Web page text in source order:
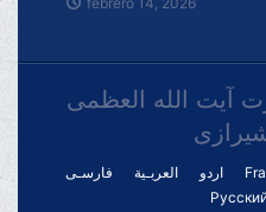
آیت الله العظمی
فارسـی العربـیة اردو